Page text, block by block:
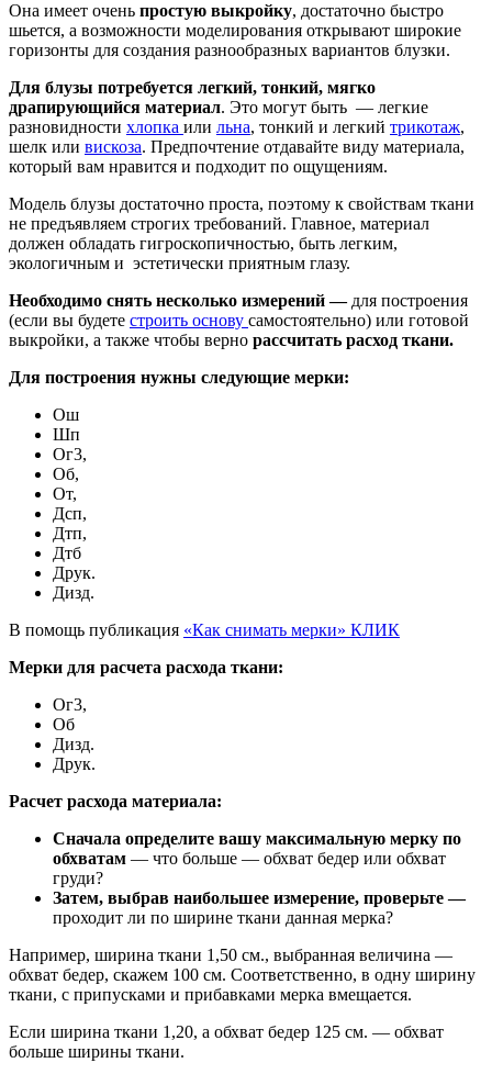
Она имеет очень простую выкройку, достаточно быстро
шьется, а возможности моделирования открывают широкие
горизонты для создания разнообразных вариантов блузки.
Для блузы потребуется легкий, тонкий, мягко
драпирующийся материал. Это могут быть — легкие
разновидности хлопка или льна, тонкий и легкий трикотаж,
шелк или вискоза. Предпочтение отдавайте виду материала,
который вам нравится и подходит по ощущениям.
Модель блузы достаточно проста, поэтому к свойствам ткани
не предъявляем строгих требований. Главное, материал
должен обладать гигроскопичностью, быть легким,
экологичным и эстетически приятным глазу.
Необходимо снять несколько измерений —для построения
(если вы будете строить основу самостоятельно) или готовой
выкройки, а также чтобы верно рассчитать расход ткани.
Для построения нужны следующие мерки:
Ош
Шп
Ог3,
Об,
От,
Дсп,
Дтп,
Дтб
Друк.
Дизд.
В помощь публикация «Как снимать мерки» КЛИК
Мерки для расчета расхода ткани:
Ог3,
Об
Дизд.
Друк.
Расчет расхода материала:
Сначала определите вашу максимальную мерку по
обхватам — что больше — обхват бедер или обхват
груди?
Затем, выбрав наибольшее измерение, проверьте —
проходит ли по ширине ткани данная мерка?
Например, ширина ткани 1,50 см., выбранная величина —
обхват бедер, скажем 100 см. Соответственно, в одну ширину
ткани, с припусками и прибавками мерка вмещается.
Если ширина ткани 1,20, а обхват бедер 125 см. — обхват
больше ширины ткани.